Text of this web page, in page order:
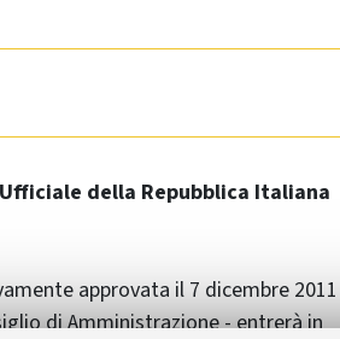
della Repubblica Italiana
approvata il 7 dicembre 2011
di Amministrazione - entrerà in